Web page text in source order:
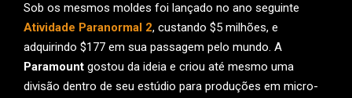
Sob os mesmos moldes foi lançado no ano seguinte
Atividade Paranormal 2, custando $5 milhões, e
adquirindo $177 em sua passagem pelo mundo. A
Paramount gostou da ideia e criou até mesmo uma
divisão dentro de seu estúdio para produções em micro-